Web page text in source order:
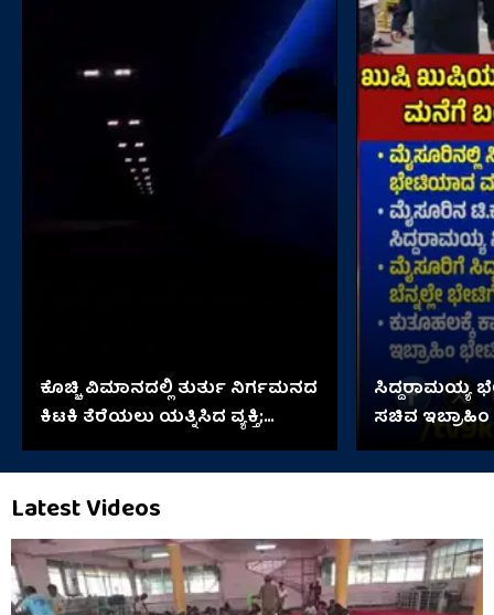
ಕೊಚ್ಚಿ ವಿಮಾನದಲ್ಲಿ ತುರ್ತು ನಿರ್ಗಮನದ
ಕಿಟಕಿ ತೆರೆಯಲು ಯತ್ನಿಸಿದ ವ್ಯಕ್ತಿ;
ಆಮೇಲೇನಾಯ್ತು?
ಸಿದ್ದರಾಮಯ್ಯ
ಸಚಿವ ಇಬ್ರಾಹಿಂ
Latest Videos